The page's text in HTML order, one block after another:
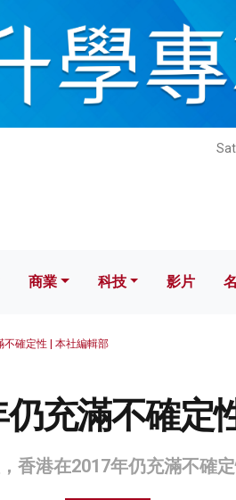
科技 影片
商業 科技 影片
確定性 | 本社編輯部
充滿不確定
香港在2017年仍充滿不確定